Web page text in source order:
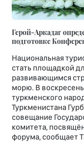
Герой-Аркадаг
подготовке
Национальная
стать площадкой
развивающимся
морю. В
туркменского
Туркменистана
совещание
комитета,
форума, сообщает